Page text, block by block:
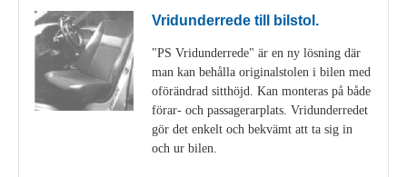
Vridunderrede till bilstol.
"PS Vridunderrede" är en ny lösning där
man kan behålla originalstolen i bilen med
oförändrad sitthöjd. Kan monteras på både
förar- och passagerarplats. Vridunderredet
gör det enkelt och bekvämt att ta sig in
och ur bilen.